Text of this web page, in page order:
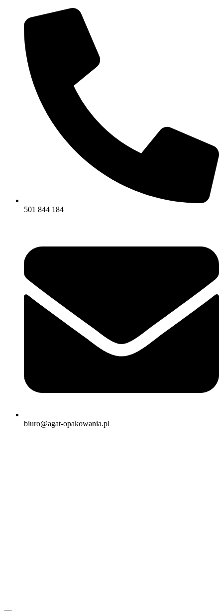
501 844 184
biuro@agat-opakowania.pl